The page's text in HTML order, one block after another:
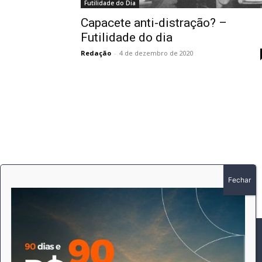
Futilidade do Dia
Capacete anti-distração? –
Futilidade do dia
Redação - 4 de dezembro de 2020